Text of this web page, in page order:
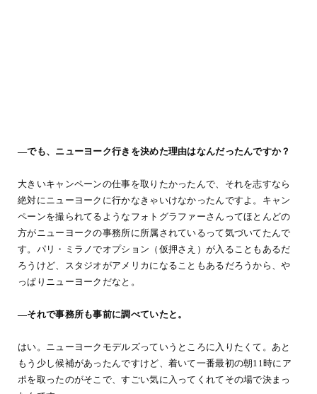
―でも、ニューヨーク行きを決めた理由はなんだったんですか？
大きいキャンペーンの仕事を取りたかったんで、それを志すなら
絶対にニューヨークに行かなきゃいけなかったんですよ。キャン
ペーンを撮られてるようなフォトグラファーさんってほとんどの
方がニューヨークの事務所に所属されているって気づいてたんで
す。パリ・ミラノでオプション（仮押さえ）が入ることもあるだ
ろうけど、スタジオがアメリカになることもあるだろうから、や
っぱりニューヨークだなと。
―それで事務所も事前に調べていたと。
はい。ニューヨークモデルズっていうところに入りたくて。あと
もう少し候補があったんですけど、着いて一番最初の朝11時にア
ポを取ったのがそこで、すごい気に入ってくれてその場で決まっ